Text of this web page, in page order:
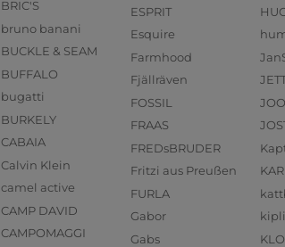
BRIC'S
bruno banani
BUCKLE & SEAM
BUFFALO
bugatti
BURKELY
CABAIA
Calvin Klein
camel active
CAMP DAVID
CAMPOMAGGI
ESPRIT
Esquire
Farmhood
Fjällräven
FOSSIL
FRAAS
FREDsBRUDER
Fritzi aus Preußen
FURLA
Gabor
Gabs